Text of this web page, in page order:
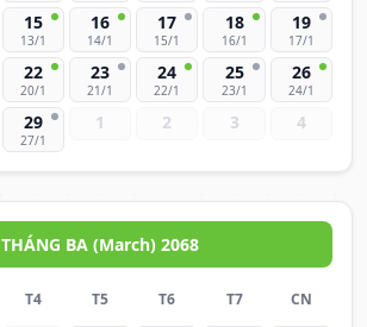
15
13/1
16
14/1
17
15/1
18
16/1
19
17/1
22
20/1
23
21/1
24
22/1
25
23/1
26
24/1
29
27/1
1 2 3 4
THÁNG BA (March) 2068
T4 T5 T6 T7 CN